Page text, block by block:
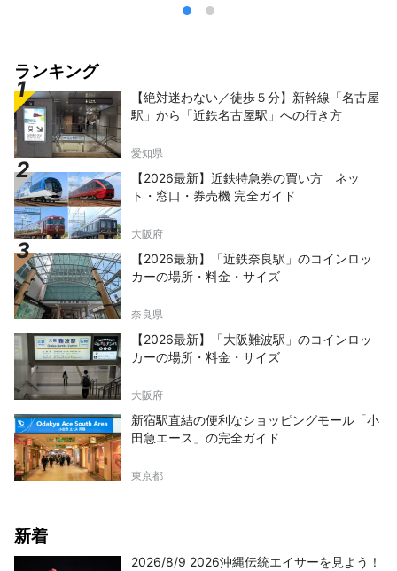
ランキング
【絶対迷わない／徒歩５分】新幹線「名古屋
駅」から「近鉄名古屋駅」への行き方
愛知県
【2026最新】近鉄特急券の買い方 ネッ
ト・窓口・券売機 完全ガイド
大阪府
【2026最新】「近鉄奈良駅」のコインロッ
カーの場所・料金・サイズ
奈良県
【2026最新】「大阪難波駅」のコインロッ
カーの場所・料金・サイズ
大阪府
新宿駅直結の便利なショッピングモール「小
田急エース」の完全ガイド
東京都
新着
2026/8/9 2026沖縄伝統エイサーを見よう！